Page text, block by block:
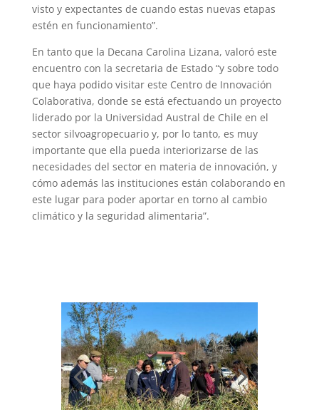
visto y expectantes de cuando estas nuevas etapas
estén en funcionamiento”.
En tanto que la Decana Carolina Lizana, valoró este
encuentro con la secretaria de Estado “y sobre todo
que haya podido visitar este Centro de Innovación
Colaborativa, donde se está efectuando un proyecto
liderado por la Universidad Austral de Chile en el
sector silvoagropecuario y, por lo tanto, es muy
importante que ella pueda interiorizarse de las
necesidades del sector en materia de innovación, y
cómo además las instituciones están colaborando en
este lugar para poder aportar en torno al cambio
climático y la seguridad alimentaria”.